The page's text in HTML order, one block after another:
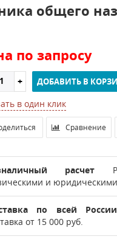
общего
по запросу
ДОБАВИТЬ В
в один клик
Сравнение
расчет
и
по всей России
от 15 000 руб.